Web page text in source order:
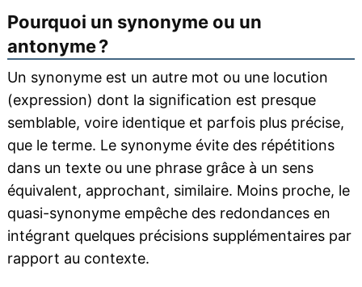
Pourquoi un synonyme ou un
antonyme ?
Un synonyme est un autre mot ou une locution
(expression) dont la signification est presque
semblable, voire identique et parfois plus précise,
que le terme. Le synonyme évite des répétitions
dans un texte ou une phrase grâce à un sens
équivalent, approchant, similaire. Moins proche, le
quasi-synonyme empêche des redondances en
intégrant quelques précisions supplémentaires par
rapport au contexte.